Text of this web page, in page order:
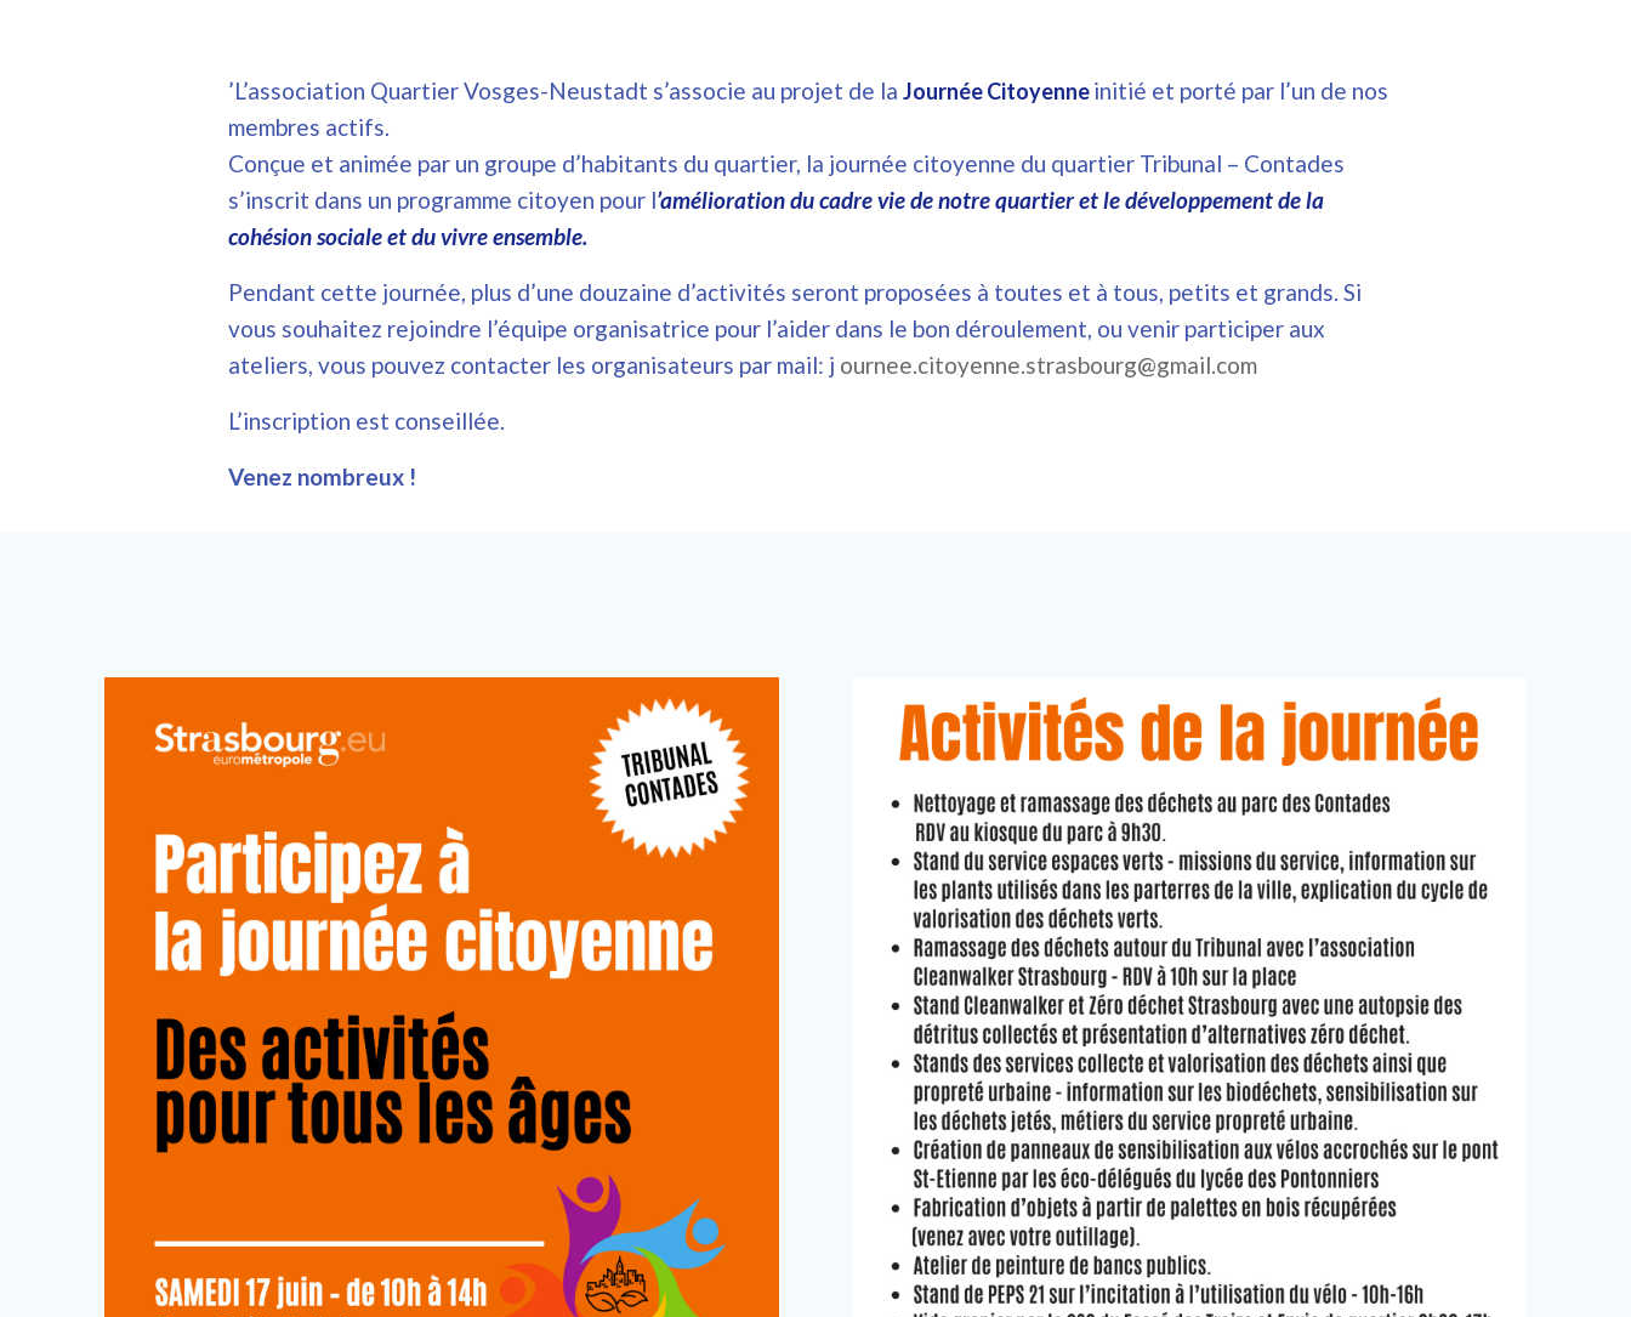
’L’association Quartier Vosges-Neustadt s’associe au projet de laJournée Citoyenneinitié et porté par l’un de nos
membres actifs.
Conçue et animée par un groupe d’habitants du quartier, la journée citoyenne du quartier Tribunal – Contades
s’inscrit dans un programme citoyen pour l’amélioration du cadre vie de notre quartier et le développement de la
cohésion sociale et du vivre ensemble.
Pendant cette journée, plus d’une douzaine d’activités seront proposées à toutes et à tous, petits et grands. Si
vous souhaitez rejoindre l’équipe organisatrice pour l’aider dans le bon déroulement, ou venir participer aux
ateliers, vous pouvez contacter les organisateurs par mail: j ournee.citoyenne.strasbourg@gmail.com
L’inscription est conseillée.
Venez nombreux !